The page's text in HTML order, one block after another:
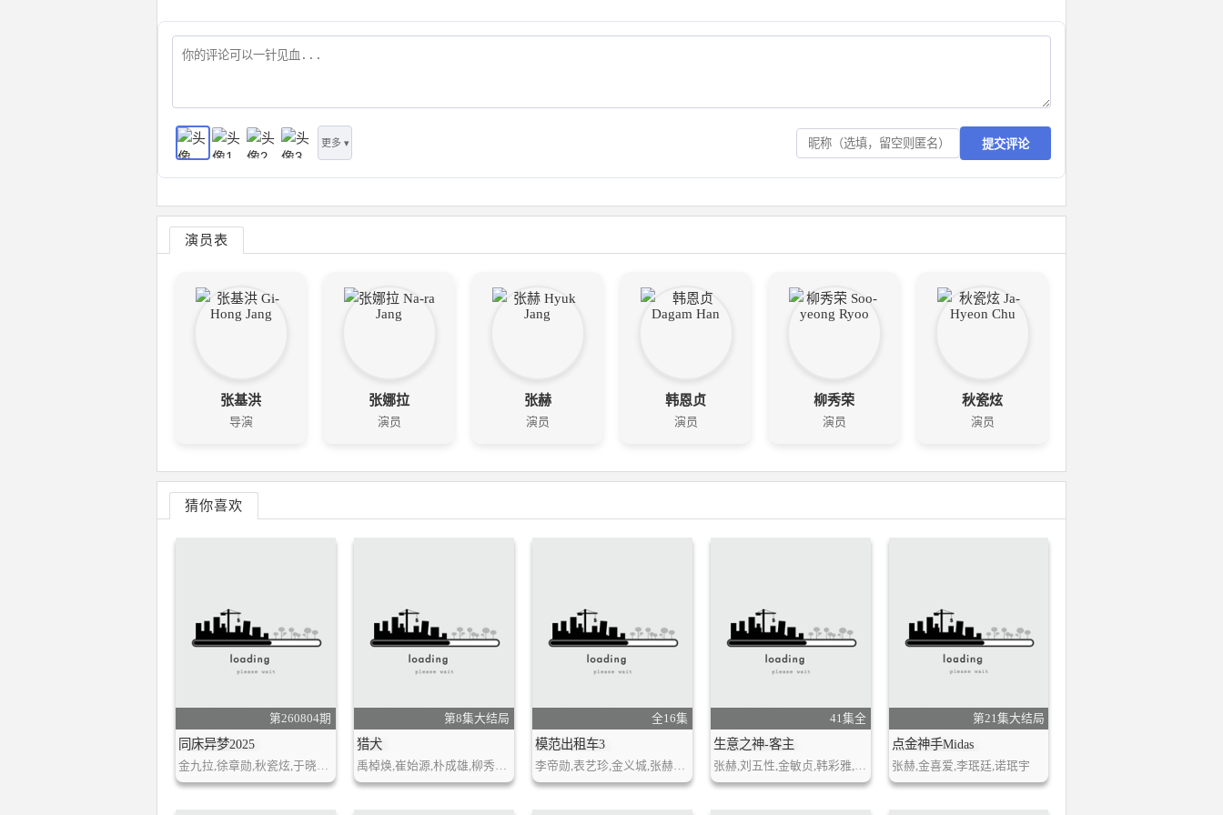
更多 ▾ 提交评论
演员表
张基洪
导演
张娜拉
演员
张赫
演员
韩恩贞
演员
柳秀荣
演员
秋瓷炫
演员
猜你喜欢
第260804期
同床异梦2025
金九拉,徐章勋,秋瓷炫,于晓光,康男,李相花,崔秀钟,河熙罗
第8集大结局
猎犬
禹棹焕,崔始源,朴成雄,柳秀荣,崔英俊,李相二,许峻豪
全16集
模范出租车3
李帝勋,表艺珍,金义城,张赫镇,裴侑蓝,笠松将
41集全
生意之神-客主
张赫,刘五性,金敏贞,韩彩雅,文佳煐,李德华
第21集大结局
点金神手Midas
张赫,金喜爱,李珉廷,诺珉宇